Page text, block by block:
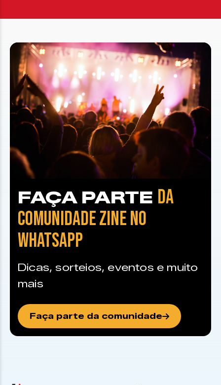
FAÇA PARTE DA
COMUNIDADE ZINE NO
WHATSAPP
Dicas, sorteios, eventos e muito
mais
Faça parte da comunidade